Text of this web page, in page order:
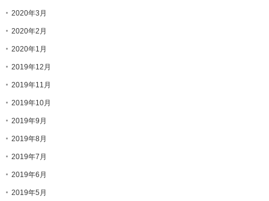
2020年3月
2020年2月
2020年1月
2019年12月
2019年11月
2019年10月
2019年9月
2019年8月
2019年7月
2019年6月
2019年5月